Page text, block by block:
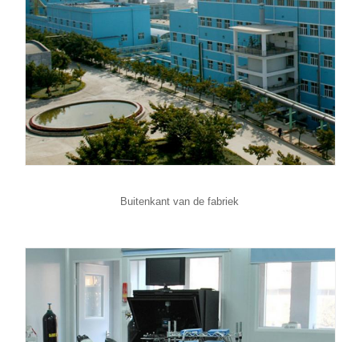
Buitenkant van de fabriek